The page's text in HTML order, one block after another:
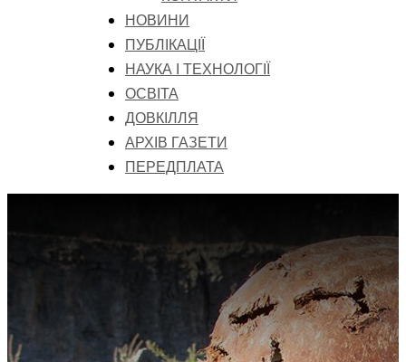
НОВИНИ
ПУБЛІКАЦІЇ
НАУКА І ТЕХНОЛОГІЇ
ОСВІТА
ДОВКІЛЛЯ
АРХІВ ГАЗЕТИ
ПЕРЕДПЛАТА